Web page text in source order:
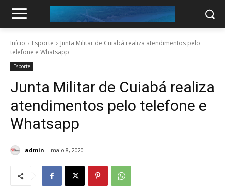
Início Esporte
Junta Militar de Cuiabá realiza atendimentos pelo
telefone e Whatsapp
Esporte
Junta Militar de Cuiabá realiza
atendimentos pelo telefone e
Whatsapp
admin maio 8, 2020